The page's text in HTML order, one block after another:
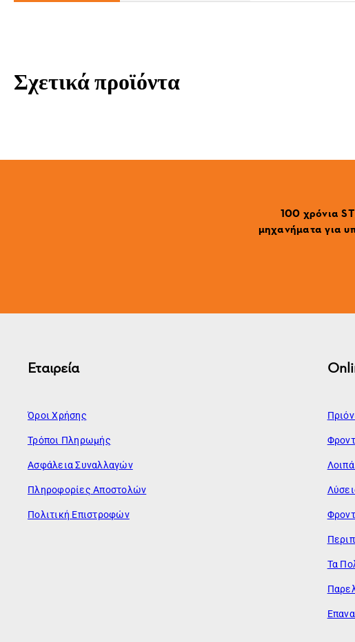
Σχετικά προϊόντα
100 χρόνια
μηχανήματα για
Εταιρεία
Όροι Χρήσης
Τρόποι Πληρωμής
Ασφάλεια Συναλλαγών
Πληροφορίες Αποστολών
Πολιτική Επιστροφών
Τα